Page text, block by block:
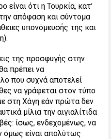
είναι ότι η Τουρκία, κατ’
απόφαση και σύντομα
υπονόμευσής της και
της προσφυγής στην
πρέπει να
που συχνά αποτελεί
να γράφεται στον τύπο
στη Χάγη εάν πρώτα δεν
μίλια την αιγιαλίτιδα
ίσως, ενδεχομένως, να
όμως είναι απολύτως